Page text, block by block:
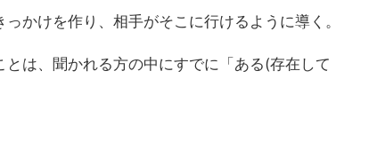
かけを作り、相手がそこに行けるように導く。
は、聞かれる方の中にすでに「ある(存在して